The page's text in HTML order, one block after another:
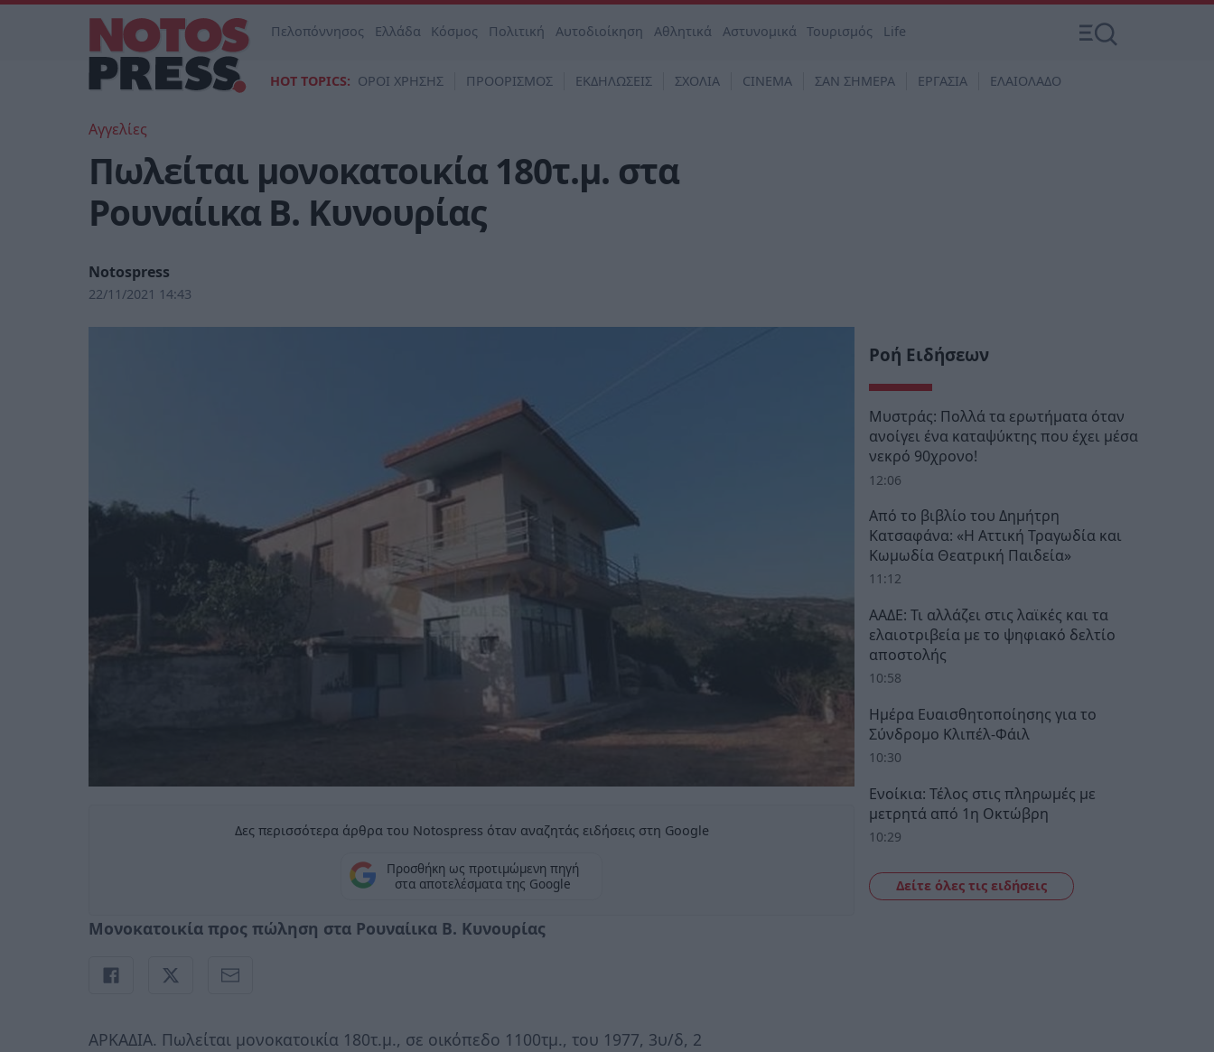
Πελοπόννησος Ελλάδα Κόσμος Πολιτική Αυτοδιοίκηση Αθλητικά Αστυνομικά Τουρισμός Life
HOT TOPICS: ΟΡΟΙ ΧΡΗΣΗΣ ΠΡΟΟΡΙΣΜΟΣ ΕΚΔΗΛΩΣΕΙΣ ΣΧΟΛΙΑ CINEMA ΣΑΝ ΣΗΜΕΡΑ ΕΡΓΑΣΙΑ ΕΛΑΙΟΛΑΔΟ
Αγγελίες
Πωλείται μονοκατοικία 180τ.μ. στα
Ρουναίικα Β. Κυνουρίας
Notospress
22/11/2021 14:43
Δες περισσότερα άρθρα του Notospress όταν αναζητάς ειδήσεις στη Google
Προσθήκη ως προτιμώμενη πηγή
στα αποτελέσματα της Google
Μονοκατοικία προς πώληση στα Ρουναίικα Β. Κυνουρίας
ΑΡΚΑΔΙΑ. Πωλείται μονοκατοικία 180τ.μ., σε οικόπεδο 1100τμ., του 1977, 3υ/δ, 2
Ροή Ειδήσεων
Μυστράς: Πολλά τα ερωτήματα όταν
ανοίγει ένα καταψύκτης που έχει μέσα
νεκρό 90χρονο!
12:06
Από το βιβλίο του Δημήτρη
Κατσαφάνα: «Η Αττική Τραγωδία και
Κωμωδία Θεατρική Παιδεία»
11:12
ΑΑΔΕ: Τι αλλάζει στις λαϊκές και τα
ελαιοτριβεία με το ψηφιακό δελτίο
αποστολής
10:58
Ημέρα Ευαισθητοποίησης για το
Σύνδρομο Κλιπέλ-Φάιλ
10:30
Ενοίκια: Τέλος στις πληρωμές με
μετρητά από 1η Οκτώβρη
10:29
Δείτε όλες τις ειδήσεις